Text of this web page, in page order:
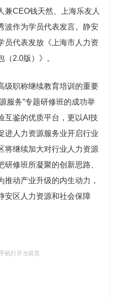
兼CEO钱天然、上海乐友人
波作为学员代表发言。静安
员代表发放《上海市人力资
2.0版）》。
职称继续教育培训的重要
服务”专题研修班的成功举
互鉴的优质平台，更以AI技
进人力资源服务业开启行业
将继续加大对行业人力资源
修班所凝聚的创新思路、
动产业升级的内生动力，
安区人力资源和社会保障
机打开当前页